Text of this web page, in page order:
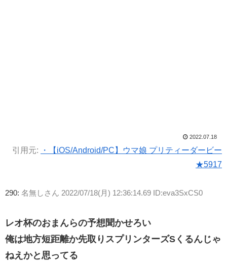
2022.07.18
引用元:
・【iOS/Android/PC】ウマ娘 プリティーダービー
★5917
290: 名無しさん 2022/07/18(月) 12:36:14.69 ID:eva3SxCS0
レオ杯のおまんらの予想聞かせろい
俺は地方短距離か先取りスプリンターズSくるんじゃ
ねえかと思ってる